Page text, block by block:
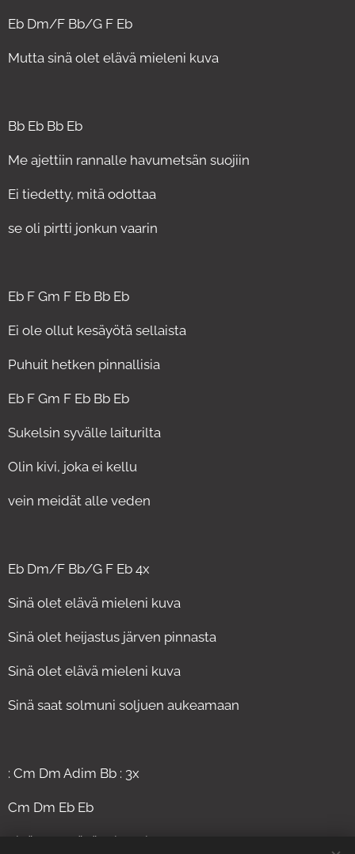
Eb Dm/F Bb/G F Eb
Mutta sinä olet elävä mieleni kuva
Bb Eb Bb Eb
Me ajettiin rannalle havumetsän suojiin
Ei tiedetty, mitä odottaa
se oli pirtti jonkun vaarin
Eb F Gm F Eb Bb Eb
Ei ole ollut kesäyötä sellaista
Puhuit hetken pinnallisia
Eb F Gm F Eb Bb Eb
Sukelsin syvälle laiturilta
Olin kivi, joka ei kellu
vein meidät alle veden
Eb Dm/F Bb/G F Eb 4x
Sinä olet elävä mieleni kuva
Sinä olet heijastus järven pinnasta
Sinä olet elävä mieleni kuva
Sinä saat solmuni soljuen aukeamaan
: Cm Dm Adim Bb : 3x
Cm Dm Eb Eb
Sinä olet elävä mieleni kuva